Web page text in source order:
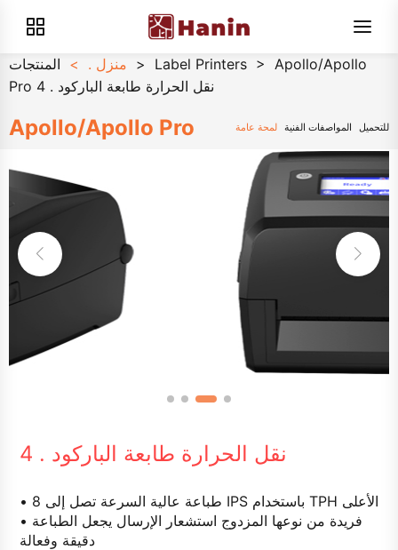
منزل . > المنتجات > Label Printers > Apollo/Apollo
Pro 4 . نقل الحرارة طابعة الباركود
Apollo/Apollo Pro لمحة عامة المواصفات الفنية للتحميل
4 . نقل الحرارة طابعة الباركود
• طباعة عالية السرعة تصل إلى 8 IPS باستخدام TPH الأعلى
• فريدة من نوعها المزدوج استشعار الإرسال يجعل الطباعة
دقيقة وفعالة